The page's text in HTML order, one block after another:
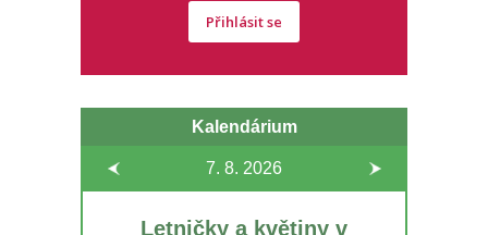
Přihlásit se
Kalendárium
7. 8. 2026
Letničky a květiny v